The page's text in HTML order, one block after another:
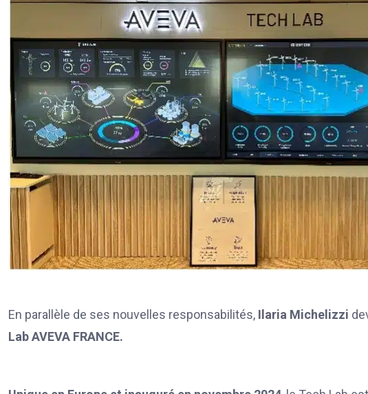
En parallèle de ses nouvelles responsabilités, Ilaria Michelizzi
Lab AVEVA FRANCE.